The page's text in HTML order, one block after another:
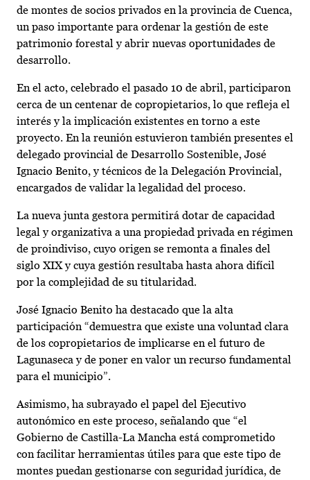
de montes de socios privados en la provincia de Cuenca,
un paso importante para ordenar la gestión de este
patrimonio forestal y abrir nuevas oportunidades de
desarrollo.
En el acto, celebrado el pasado 10 de abril, participaron
cerca de un centenar de copropietarios, lo que refleja el
interés y la implicación existentes en torno a este
proyecto. En la reunión estuvieron también presentes el
delegado provincial de Desarrollo Sostenible, José
Ignacio Benito, y técnicos de la Delegación Provincial,
encargados de validar la legalidad del proceso.
La nueva junta gestora permitirá dotar de capacidad
legal y organizativa a una propiedad privada en régimen
de proindiviso, cuyo origen se remonta a finales del
siglo XIX y cuya gestión resultaba hasta ahora difícil
por la complejidad de su titularidad.
José Ignacio Benito ha destacado que la alta
participación “demuestra que existe una voluntad clara
de los copropietarios de implicarse en el futuro de
Lagunaseca y de poner en valor un recurso fundamental
para el municipio”.
Asimismo, ha subrayado el papel del Ejecutivo
autonómico en este proceso, señalando que “el
Gobierno de Castilla-La Mancha está comprometido
con facilitar herramientas útiles para que este tipo de
montes puedan gestionarse con seguridad jurídica, de